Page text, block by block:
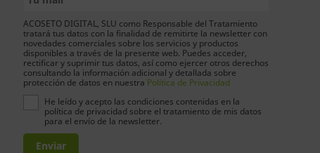
ACOSETO DIGITAL, SLU como Responsable del Tratamiento
tratará tus datos con la finalidad de remitirte la newsletter con
novedades comerciales sobre los servicios y productos
disponibles a través de la presente web. Puedes acceder,
rectificar y suprimir tus datos, así como ejercer otros derechos
consultando la información adicional y detallada sobre
protección de datos en nuestra Política de Privacidad
He leído y acepto las condiciones contenidas en la
política de privacidad sobre el tratamiento de mis datos
para el envío de la newsletter.
Enviar